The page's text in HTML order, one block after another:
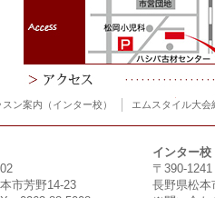
スン案内（インター校） エムスタイル大会
市芳野14-23
インター校
〒390-1241
長野県松本